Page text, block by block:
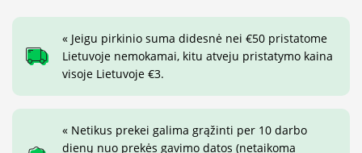
« Jeigu pirkinio suma didesnė nei €50 pristatome
Lietuvoje nemokamai, kitu atveju pristatymo kaina
visoje Lietuvoje €3.
« Netikus prekei galima grąžinti per 10 darbo
dienų nuo prekės gavimo datos (netaikoma